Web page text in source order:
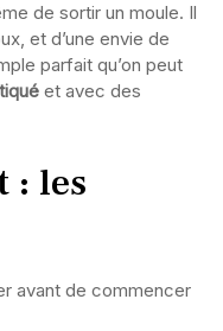
de sortir un moule. Il
et d’une envie de
parfait qu’on peut
et avec des
: les
avant de commencer